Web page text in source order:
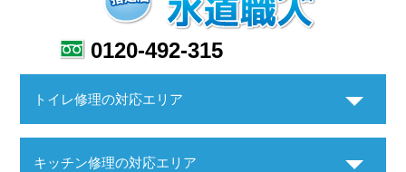
0120-492-315
トイレ修理の対応エリア
キッチン修理の対応エリア